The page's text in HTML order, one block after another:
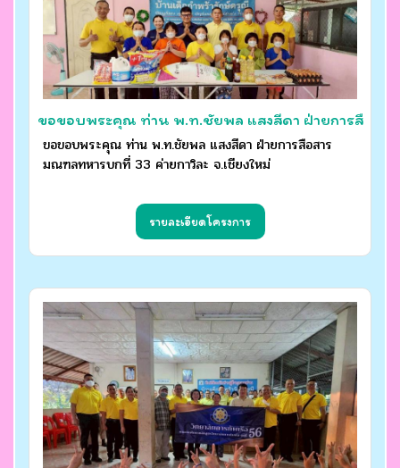
ขอขอบพระคุณ ท่าน พ.ท.ชัยพล แสงสีดา ฝ่ายการสื
อสาร มณฑลทหารบกที่ 33 ค่ายกาวิละ จ.เชียงใหม่
ขอขอบพระคุณ ท่าน พ.ท.ชัยพล แสงสีดา ฝ่ายการสือสาร
มณฑลทหารบกที่ 33 ค่ายกาวิละ จ.เชียงใหม่
รายละเอียดโครงการ